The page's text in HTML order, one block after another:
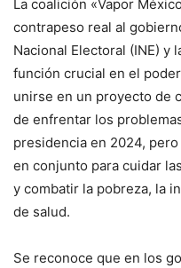
La coalición «Vapor
contrapeso real al
Nacional Electoral (INE) y
función crucial en el
unirse en un proyecto de
de enfrentar los
presidencia en 2024,
en conjunto para cuidar
y combatir la pobreza, la
de salud.
Se reconoce que en los